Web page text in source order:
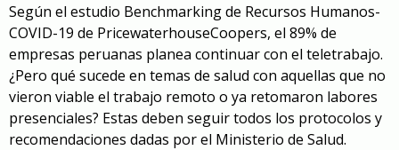
Según el estudio Benchmarking de Recursos Humanos-
COVID-19 de PricewaterhouseCoopers, el 89% de
empresas peruanas planea continuar con el teletrabajo.
¿Pero qué sucede en temas de salud con aquellas que no
vieron viable el trabajo remoto o ya retomaron labores
presenciales? Estas deben seguir todos los protocolos y
recomendaciones dadas por el Ministerio de Salud.